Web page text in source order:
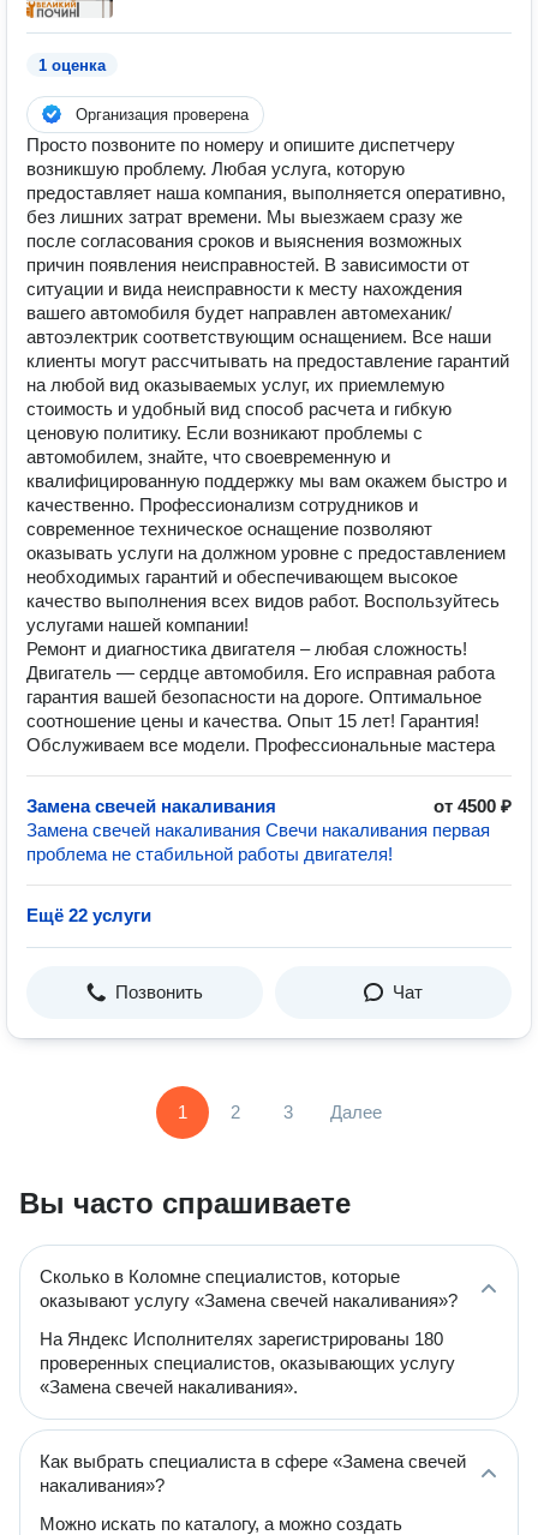
1 оценка
Организация проверена
Просто позвоните по номеру и опишите диспетчеру
возникшую проблему. Любая услуга, которую
предоставляет наша компания, выполняется оперативно,
без лишних затрат времени. Мы выезжаем сразу же
после согласования сроков и выяснения возможных
причин появления неисправностей. В зависимости от
ситуации и вида неисправности к месту нахождения
вашего автомобиля будет направлен автомеханик/
автоэлектрик соответствующим оснащением. Все наши
клиенты могут рассчитывать на предоставление гарантий
на любой вид оказываемых услуг, их приемлемую
стоимость и удобный вид способ расчета и гибкую
ценовую политику. Если возникают проблемы с
автомобилем, знайте, что своевременную и
квалифицированную поддержку мы вам окажем быстро и
качественно. Профессионализм сотрудников и
современное техническое оснащение позволяют
оказывать услуги на должном уровне с предоставлением
необходимых гарантий и обеспечивающем высокое
качество выполнения всех видов работ. Воспользуйтесь
услугами нашей компании!
Ремонт и диагностика двигателя – любая сложность!
Двигатель — сердце автомобиля. Его исправная работа
гарантия вашей безопасности на дороге. Оптимальное
соотношение цены и качества. Опыт 15 лет! Гарантия!
Обслуживаем все модели. Профессиональные мастера
Замена свечей накаливания
от 4500 ₽
Замена свечей накаливания Свечи накаливания первая
проблема не стабильной работы двигателя!
Ещё 22 услуги
Позвонить Чат
1 2 3 Далее
Вы часто спрашиваете
Сколько в Коломне специалистов, которые
оказывают услугу «Замена свечей накаливания»?
На Яндекс Исполнителях зарегистрированы 180
проверенных специалистов, оказывающих услугу
«Замена свечей накаливания».
Как выбрать специалиста в сфере «Замена свечей
накаливания»?
Можно искать по каталогу, а можно создать